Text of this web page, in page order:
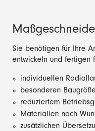
Sie benötigen für Ihre
entwickeln und fertigen
individuellen
besonderen
reduziertem
Materialien nach
zusätzlichen